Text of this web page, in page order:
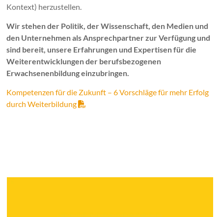
Kontext) herzustellen.
Wir stehen der Politik, der Wissenschaft, den Medien und
den Unternehmen als Ansprechpartner zur Verfügung und
sind bereit, unsere Erfahrungen und Expertisen für die
Weiterentwicklungen der berufsbezogenen
Erwachsenenbildung einzubringen.
Kompetenzen für die Zukunft – 6 Vorschläge für mehr Erfolg
durch Weiterbildung